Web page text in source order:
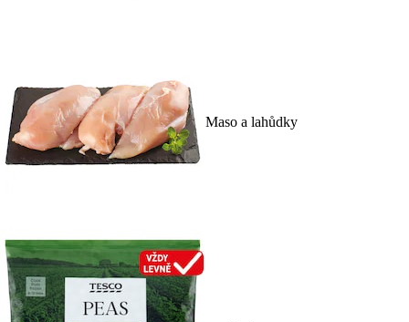
Maso a lahůdky